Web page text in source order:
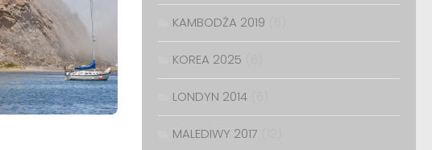
KAMBODŻA 2019
KOREA 2025
LONDYN 2014
MALEDIWY 2017